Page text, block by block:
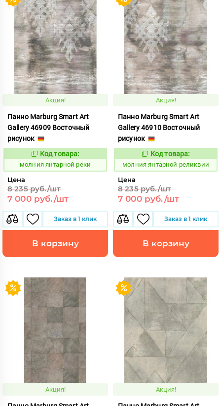
Акция!
Панно Marburg Smart Art
Gallery 46909 Восточный
рисунок
1015454
Код товара:
молния янтарной реки
Цена
8 235 руб./шт
7 000 руб./шт
Заказ в 1 клик
В корзину
Акция!
Панно Marburg Smart Art
Gallery 46910 Восточный
рисунок
1015455
Код товара:
молния янтарной реликвии
Цена
8 235 руб./шт
7 000 руб./шт
Заказ в 1 клик
В корзину
Акция! Акция!